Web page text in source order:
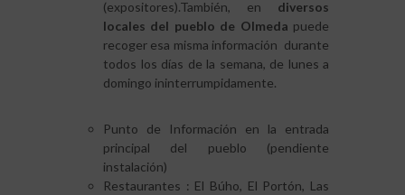
(expositores).También, en diversos
locales del pueblo de Olmeda puede
recoger esa misma información durante
todos los días de la semana, de lunes a
domingo ininterrumpidamente.
Punto de Información en la entrada
principal del pueblo (pendiente
instalación)
Restaurantes : El Búho, El Portón, Las